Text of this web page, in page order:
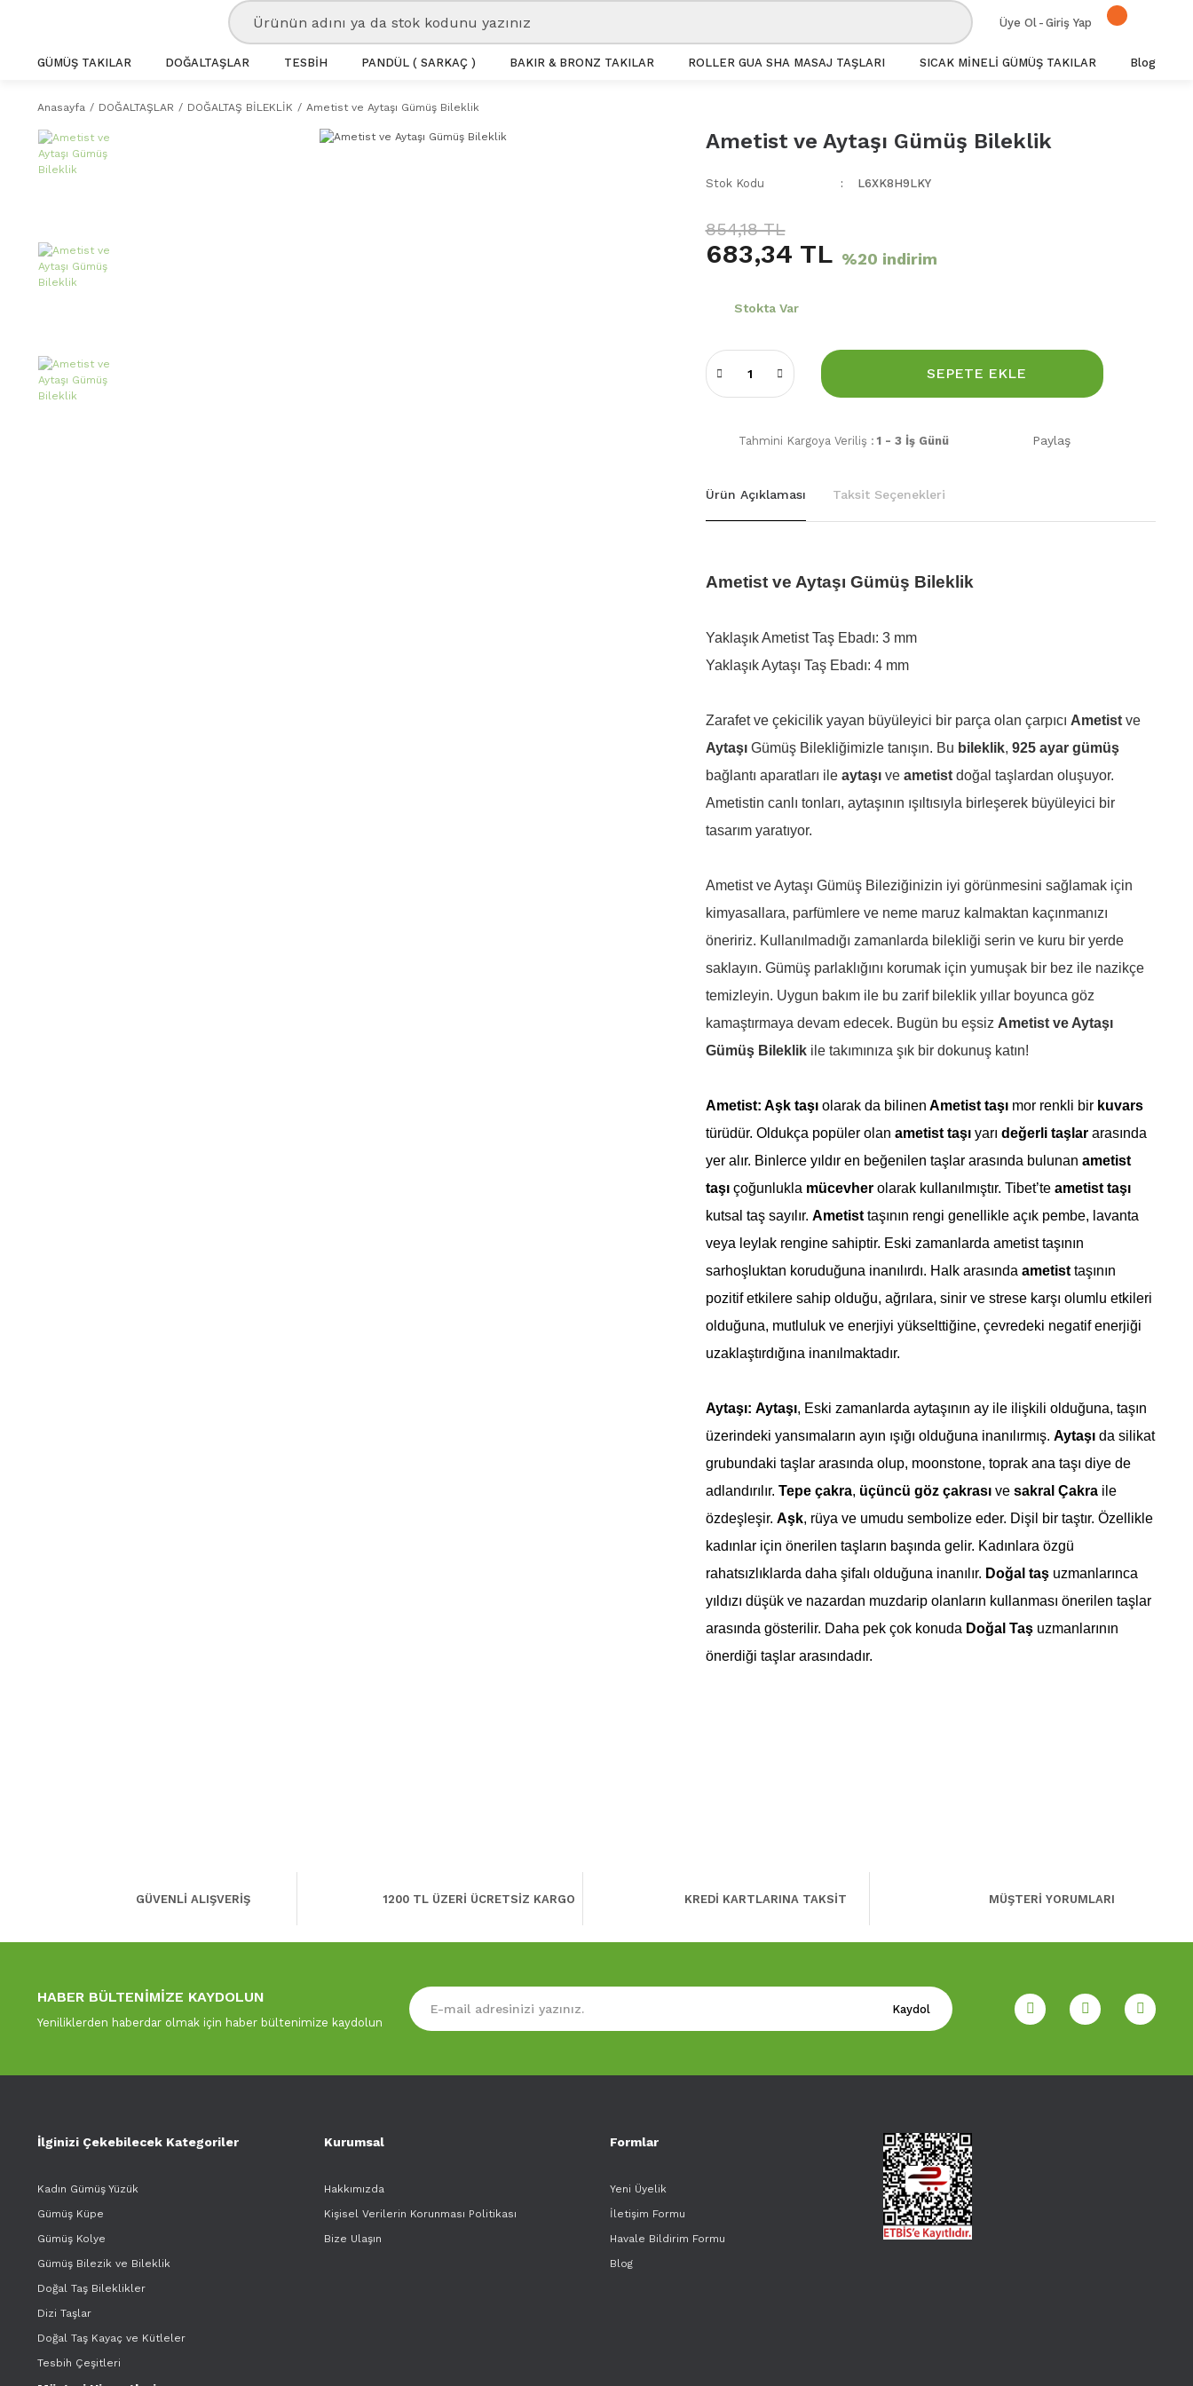
Üye Ol - Giriş Yap
GÜMÜŞ TAKILAR DOĞALTAŞLAR TESBİH PANDÜL ( SARKAÇ ) BAKIR & BRONZ TAKILAR ROLLER GUA SHA MASAJ TAŞLARI SICAK MİNELİ GÜMÜŞ TAKILAR Blog
Anasayfa DOĞALTAŞLAR DOĞALTAŞ BİLEKLİK Ametist ve Aytaşı Gümüş Bileklik
Ametist ve Aytaşı Gümüş Bileklik
Stok Kodu L6XK8H9LKY
854,18 TL
683,34 TL %20 indirim
Stokta Var
SEPETE EKLE
Tahmini Kargoya Veriliş : 1 - 3 İş Günü Paylaş
Ürün Açıklaması Taksit Seçenekleri
Ametist ve Aytaşı Gümüş Bileklik
Yaklaşık Ametist Taş Ebadı: 3 mm
Yaklaşık Aytaşı Taş Ebadı: 4 mm
Zarafet ve çekicilik yayan büyüleyici bir parça olan çarpıcı Ametistve
AytaşıGümüş Bilekliğimizle tanışın. Bu bileklik, 925 ayar gümüş
bağlantı aparatları ile aytaşı ve ametist doğal taşlardan oluşuyor.
Ametistin canlı tonları, aytaşının ışıltısıyla birleşerek büyüleyici bir
tasarım yaratıyor.
Ametist ve Aytaşı Gümüş Bileziğinizin iyi görünmesini sağlamak için
kimyasallara, parfümlere ve neme maruz kalmaktan kaçınmanızı
öneririz. Kullanılmadığı zamanlarda bilekliği serin ve kuru bir yerde
saklayın. Gümüş parlaklığını korumak için yumuşak bir bez ile nazikçe
temizleyin. Uygun bakım ile bu zarif bileklik yıllar boyunca göz
kamaştırmaya devam edecek. Bugün bu eşsiz Ametist ve Aytaşı
Gümüş Bileklikile takımınıza şık bir dokunuş katın!
Ametist: Aşk taşı olarak da bilinen Ametist taşı mor renkli bir kuvars
türüdür. Oldukça popüler olan ametist taşıyarı değerli taşlararasında
yer alır. Binlerce yıldır en beğenilen taşlar arasında bulunan ametist
taşıçoğunlukla mücevher olarak kullanılmıştır. Tibet’te ametist taşı
kutsal taş sayılır. Ametist taşının rengi genellikle açık pembe, lavanta
veya leylak rengine sahiptir. Eski zamanlarda ametist taşının
sarhoşluktan koruduğuna inanılırdı. Halk arasında ametisttaşının
pozitif etkilere sahip olduğu, ağrılara, sinir ve strese karşı olumlu etkileri
olduğuna, mutluluk ve enerjiyi yükselttiğine, çevredeki negatif enerjiği
uzaklaştırdığına inanılmaktadır.
Aytaşı: Aytaşı, Eski zamanlarda aytaşının ay ile ilişkili olduğuna, taşın
üzerindeki yansımaların ayın ışığı olduğuna inanılırmış. Aytaşıda silikat
grubundaki taşlar arasında olup, moonstone, toprak ana taşı diye de
adlandırılır. Tepe çakra, üçüncü göz çakrası ve sakral Çakraile
özdeşleşir. Aşk, rüya ve umudu sembolize eder. Dişil bir taştır. Özellikle
kadınlar için önerilen taşların başında gelir. Kadınlara özgü
rahatsızlıklarda daha şifalı olduğuna inanılır. Doğal taşuzmanlarınca
yıldızı düşük ve nazardan muzdarip olanların kullanması önerilen taşlar
arasında gösterilir. Daha pek çok konuda Doğal Taşuzmanlarının
önerdiği taşlar arasındadır.
GÜVENLİ ALIŞVERİŞ 1200 TL ÜZERİ ÜCRETSİZ KARGO KREDİ KARTLARINA TAKSİT MÜŞTERİ YORUMLARI
HABER BÜLTENİMİZE KAYDOLUN
Yeniliklerden haberdar olmak için haber bültenimize kaydolun
Kaydol
İlginizi Çekebilecek Kategoriler
Kadın Gümüş Yüzük
Gümüş Küpe
Gümüş Kolye
Gümüş Bilezik ve Bileklik
Doğal Taş Bileklikler
Dizi Taşlar
Doğal Taş Kayaç ve Kütleler
Tesbih Çeşitleri
Kurumsal
Hakkımızda
Kişisel Verilerin Korunması Politikası
Bize Ulaşın
Formlar
Yeni Üyelik
İletişim Formu
Havale Bildirim Formu
Blog